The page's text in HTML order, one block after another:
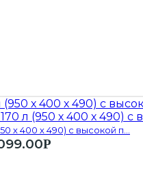
х 400 х 490) с высокой п...
Р